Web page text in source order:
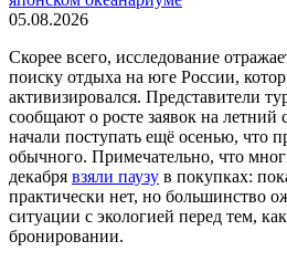
05.08.2026
Скорее всего, исследование
поиску отдыха на юге России,
активизировался. Представители
сообщают о росте заявок на летний
начали поступать ещё осенью, что
обычного. Примечательно, что
декабря взяли паузу в покупках:
практически нет, но большинство
ситуации с экологией перед тем,
бронировании.